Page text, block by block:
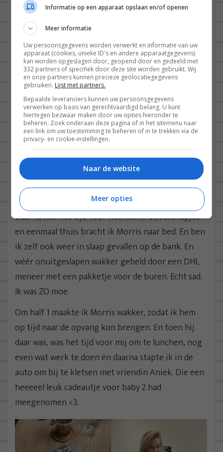
Daarna was het tijd voor wat kleine boodschapjes
en eenmaal thuis bracht ik Morris naar bed. En ben
ik zelf ook weer in slaap gevallen op de bank. En
wéér onuitgeslapen wakker gebeld door een DHL
meneer met een pakketje voor de buren. Echt sad.
Ik was ZO moe.
Om half 1 maakte ik Morris wakker, zodat ik hem
op tijd naar de opvang kon brengen. En toen hij
daar was, was het tijd voor mij om te lunchen, nog
even wat werk te doen én daarna stapte ik in de
auto om bij te kletsen met vriendin Aniek. Die een
heeeeel leuk cadeautje voor baby 2 had
meegenomen <3.
Informatie op een apparaat opslaan en/of openen
Meer informatie
Uw persoonsgegevens worden verwerkt en informatie van uw
apparaat (cookies, unieke ID's en andere apparaatgegevens)
kan worden opgeslagen door, geopend door en gedeeld met
332 partners of specifiek door deze site worden gebruikt. Wij
en onze partners kunnen precieze geolocatiegegevens
gebruiken. Lijst met partners.
Bepaalde leveranciers kunnen uw persoonsgegevens
verwerken op basis van gerechtvaardigd belang. U kunt
hiertegen bezwaar maken door uw opties hieronder te
beheren. Zoek onderaan deze pagina of in het sitemenu naar
een link om uw toestemming te beheren of in te trekken via de
privacy- en cookie-instellingen.
Naar de website
Meer opties